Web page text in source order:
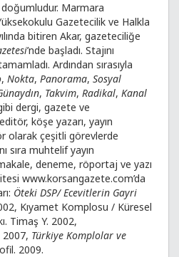
Marmara
Gazetecilik ve Halkla
bitiren Akar, gazeteciliğe
’nde başladı. Stajını
Ardından sırasıyla
, Nokta, Panorama, Sosyal
, Takvim, Radikal, Kanal
dergi, gazete ve
köşe yazarı, yayın
olarak çeşitli görevlerde
sıra muhtelif yayın
deneme, röportaj ve yazı
www.korsangazete.com’da
Öteki DSP/ Ecevitlerin Gayri
Kıyamet Komplosu / Küresel
Timaş Y. 2002,
2007, Türkiye Komplolar ve
2009.